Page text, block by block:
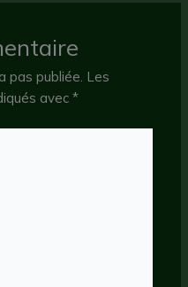
pas publiée. Les
avec*